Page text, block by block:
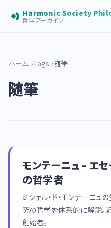
Harmonic Society
哲学アーカイブ
ホーム Tags 随筆
随筆
モンテーニュ - エ
の哲学者
ミシェル・ド・モンテーニュ
究の哲学を体系的に解説
創始者。